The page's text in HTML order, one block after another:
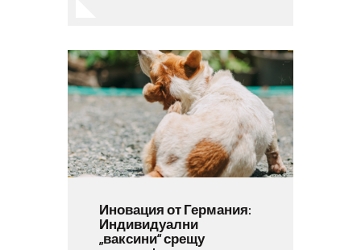
Иновация от Германия:
Индивидуални
„ваксини“ срещу